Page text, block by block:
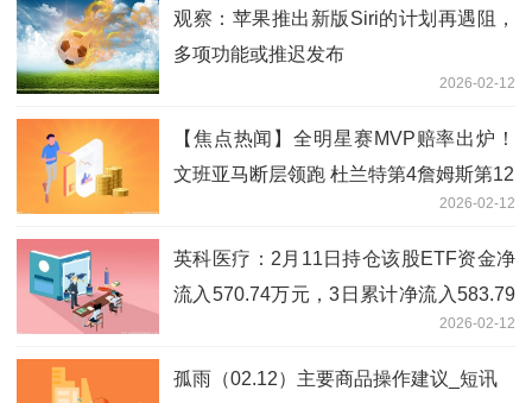
观察：苹果推出新版Siri的计划再遇阻，
多项功能或推迟发布
2026-02-12
【焦点热闻】全明星赛MVP赔率出炉！
文班亚马断层领跑 杜兰特第4詹姆斯第12
2026-02-12
英科医疗：2月11日持仓该股ETF资金净
流入570.74万元，3日累计净流入583.79
2026-02-12
孤雨（02.12）主要商品操作建议_短讯